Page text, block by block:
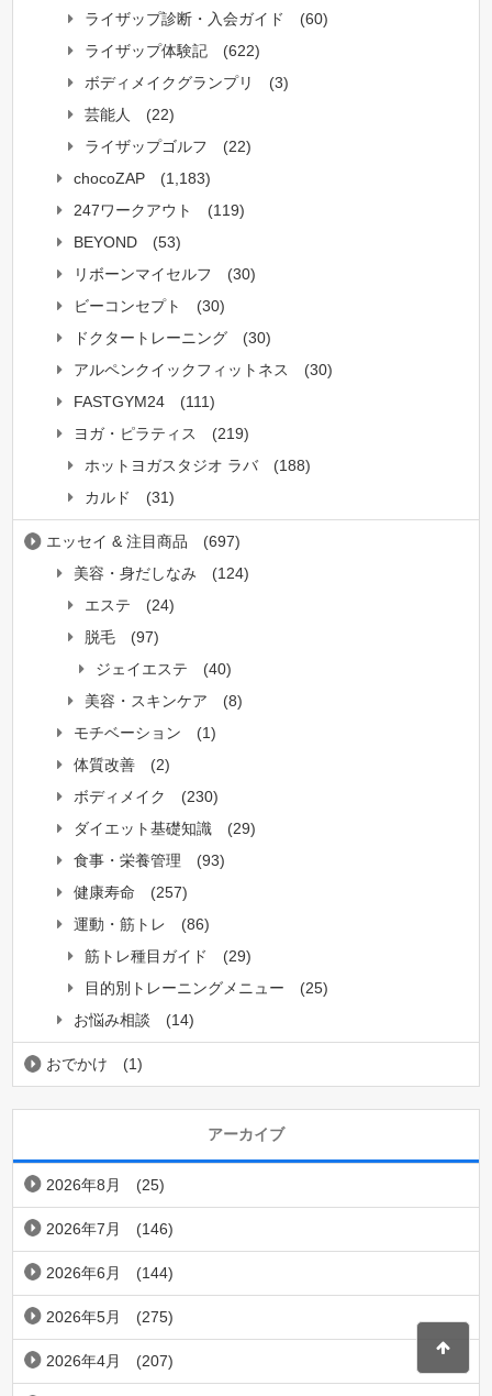
ライザップ診断・入会ガイド
(60)
ライザップ体験記
(622)
ボディメイクグランプリ
(3)
芸能人
(22)
ライザップゴルフ
(22)
chocoZAP
(1,183)
247ワークアウト
(119)
BEYOND
(53)
リボーンマイセルフ
(30)
ビーコンセプト
(30)
ドクタートレーニング
(30)
アルペンクイックフィットネス
(30)
FASTGYM24
(111)
ヨガ・ピラティス
(219)
ホットヨガスタジオ ラバ
(188)
カルド
(31)
エッセイ & 注目商品
(697)
美容・身だしなみ
(124)
エステ
(24)
脱毛
(97)
ジェイエステ
(40)
美容・スキンケア
(8)
モチベーション
(1)
体質改善
(2)
ボディメイク
(230)
ダイエット基礎知識
(29)
食事・栄養管理
(93)
健康寿命
(257)
運動・筋トレ
(86)
筋トレ種目ガイド
(29)
目的別トレーニングメニュー
(25)
お悩み相談
(14)
おでかけ (1)
アーカイブ
2026年8月 (25)
2026年7月 (146)
2026年6月 (144)
2026年5月 (275)
2026年4月 (207)